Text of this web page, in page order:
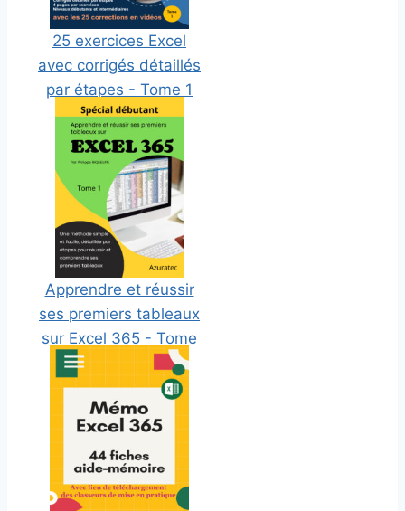
25 exercices Excel
avec corrigés détaillés
par étapes - Tome 1
Apprendre et réussir
ses premiers tableaux
sur Excel 365 - Tome